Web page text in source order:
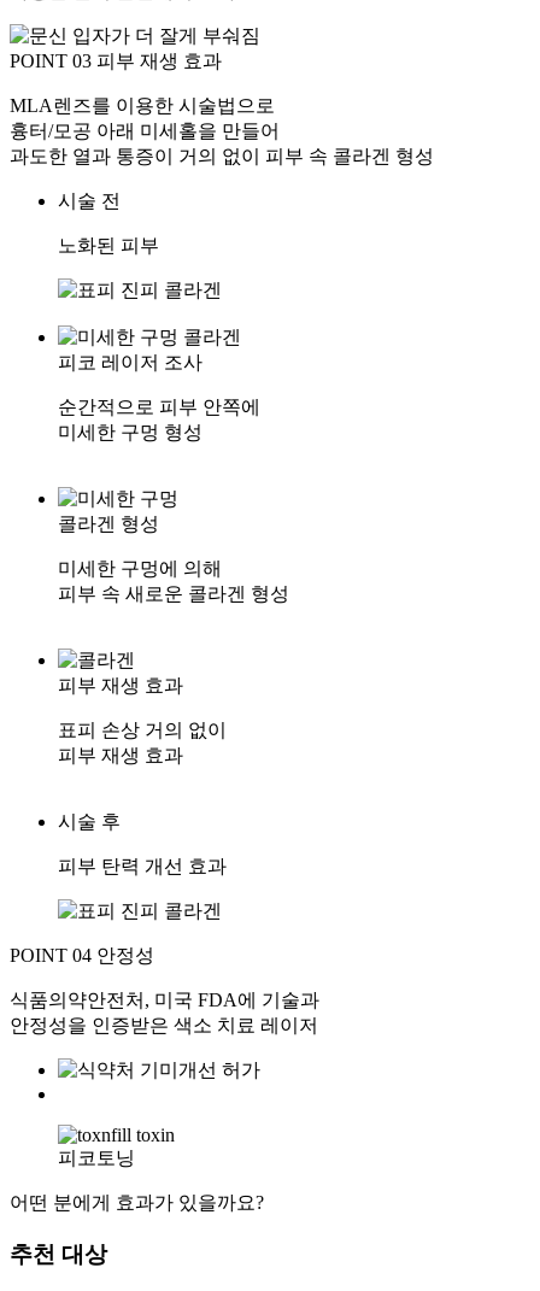
POINT 03 피부 재생 효과
MLA렌즈를 이용한 시술법으로
흉터/모공 아래 미세홀을 만들어
과도한 열과 통증이 거의 없이 피부 속 콜라겐 형성
시술 전
노화된 피부
피코 레이저 조사
순간적으로 피부 안쪽에
미세한 구멍 형성
콜라겐 형성
미세한 구멍에 의해
피부 속 새로운 콜라겐 형성
피부 재생 효과
표피 손상 거의 없이
피부 재생 효과
시술 후
피부 탄력 개선 효과
POINT 04 안정성
식품의약안전처, 미국 FDA에 기술과
안정성을 인증받은 색소 치료 레이저
피코토닝
어떤 분에게 효과가 있을까요?
추천 대상